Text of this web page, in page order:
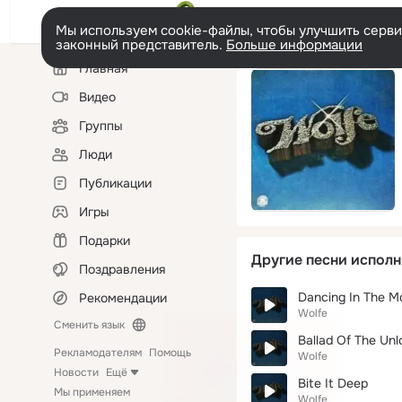
Мы используем cookie-файлы, чтобы улучшить
законный представитель. Больше информации
Левая
колонкаГлавная
Видео
Группы
Люди
Публикации
Игры
Подарки
Поздравления
Рекомендации
Сменить язык
Рекламодателям Помощь
Новости Ещё
Мы применяем
Другие песни
Dancing In The
Wolfe
Ballad Of The
Wolfe
Bite It Deep